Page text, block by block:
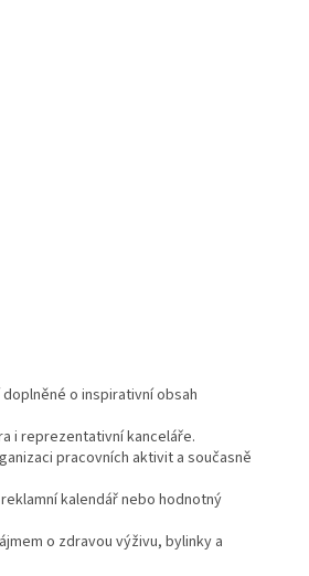
o inspirativní obsah
i reprezentativní kanceláře.
pracovních aktivit a současně
kalendář nebo hodnotný
o zdravou výživu, bylinky a